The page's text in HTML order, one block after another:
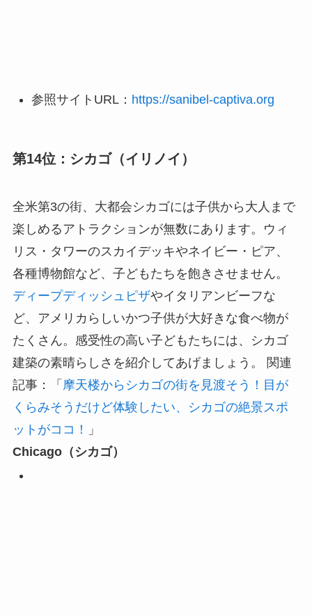
参照サイトURL： https://sanibel-captiva.org
第14位：シカゴ（イリノイ）
全米第3の街、大都会シカゴには子供から大人まで
楽しめるアトラクションが無数にあります。ウィ
リス・タワーのスカイデッキやネイビー・ピア、
各種博物館など、子どもたちを飽きさせません。
ディープディッシュピザやイタリアンビーフな
ど、アメリカらしいかつ子供が大好きな食べ物が
たくさん。感受性の高い子どもたちには、シカゴ
建築の素晴らしさを紹介してあげましょう。 関連
記事：「 摩天楼からシカゴの街を見渡そう！目が
くらみそうだけど体験したい、シカゴの絶景スポ
ットがココ！
」
Chicago（シカゴ）